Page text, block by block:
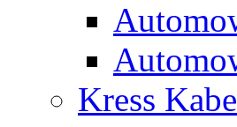
Kress